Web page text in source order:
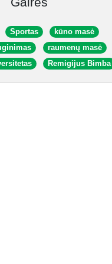
Sportas
kūno masė
raumenų masė
Remigijus Bimba